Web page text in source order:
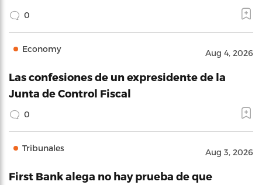
0
Economy Aug 4, 2026
Las confesiones de un expresidente de la
Junta de Control Fiscal
0
Tribunales Aug 3, 2026
First Bank alega no hay prueba de que